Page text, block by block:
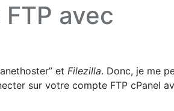
avec
et Filezilla. Donc, je me
sur votre compte FTP cPanel